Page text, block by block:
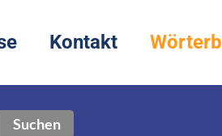
Kontakt
Suchen